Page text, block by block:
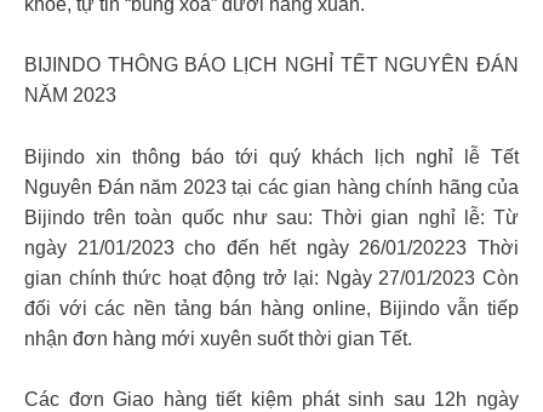
BIJINDO THÔNG BÁO LỊCH NGHỈ TẾT NGUYÊN ĐÁN
NĂM 2023
Bijindo xin thông báo tới quý khách lịch nghỉ lễ Tết
Nguyên Đán năm 2023 tại các gian hàng chính hãng của
Bijindo trên toàn quốc như sau: Thời gian nghỉ lễ: Từ
ngày 21/01/2023 cho đến hết ngày 26/01/20223 Thời
gian chính thức hoạt động trở lại: Ngày 27/01/2023 Còn
đối với các nền tảng bán hàng online, Bijindo vẫn tiếp
nhận đơn hàng mới xuyên suốt thời gian Tết.
Các đơn Giao hàng tiết kiệm phát sinh sau 12h ngày